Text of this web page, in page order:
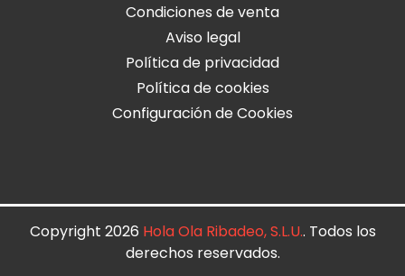
Condiciones de venta
Aviso legal
Política de privacidad
Política de cookies
Configuración de Cookies
Copyright 2026 Hola Ola Ribadeo, S.L.U.. Todos los
derechos reservados.